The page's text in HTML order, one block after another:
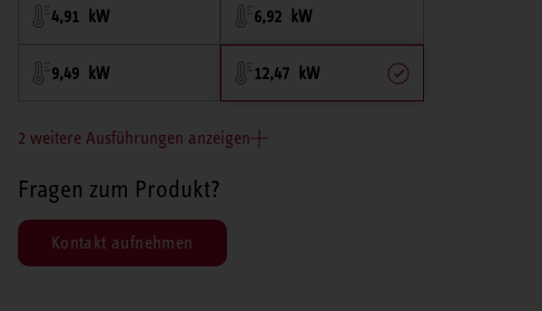
4,91 kW 6,92 kW
9,49 kW 12,47 kW
2 weitere Ausführungen anzeigen
Fragen zum Produkt?
Kontakt aufnehmen